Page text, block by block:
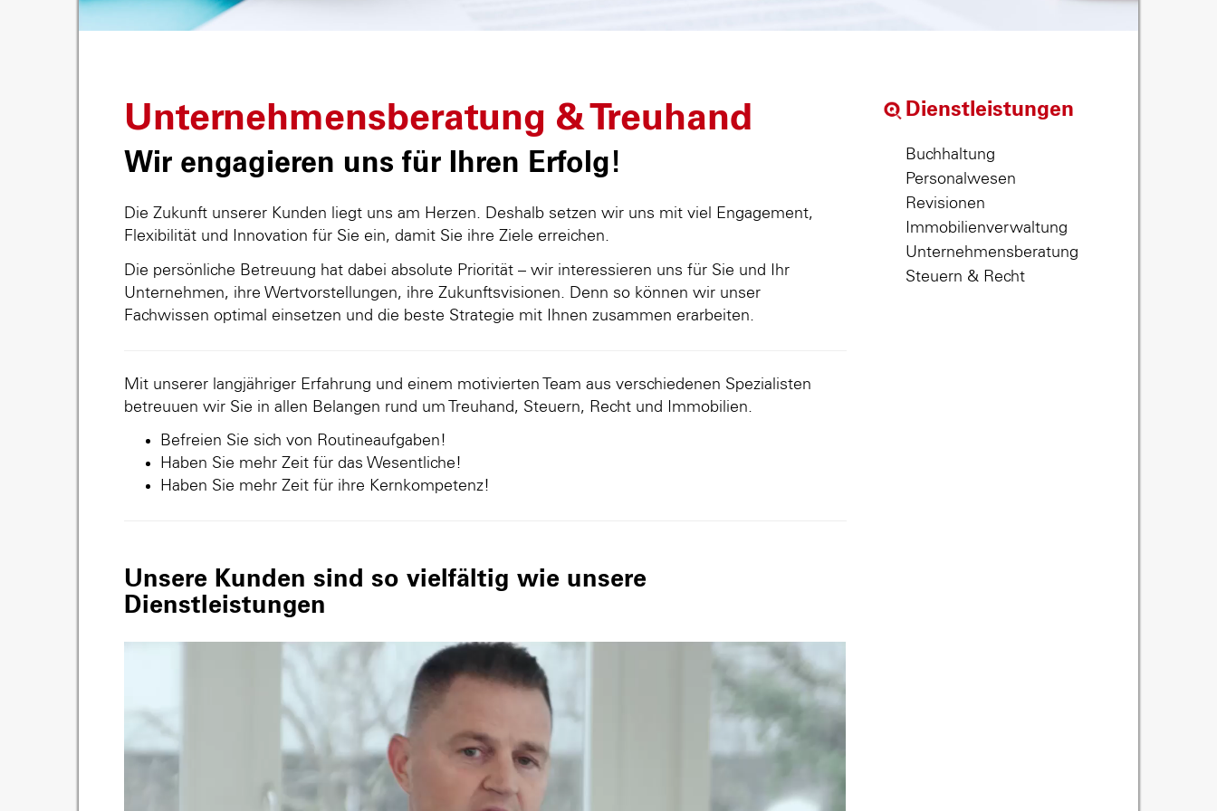
Unternehmensberatung & Treuhand
Wir engagieren uns für Ihren Erfolg!
Die Zukunft unserer Kunden liegt uns am Herzen. Deshalb setzen wir uns mit viel Engagement,
Flexibilität und Innovation für Sie ein, damit Sie ihre Ziele erreichen.
Die persönliche Betreuung hat dabei absolute Priorität – wir interessieren uns für Sie und Ihr
Unternehmen, ihre Wertvorstellungen, ihre Zukunftsvisionen. Denn so können wir unser
Fachwissen optimal einsetzen und die beste Strategie mit Ihnen zusammen erarbeiten.
Mit unserer langjähriger Erfahrung und einem motivierten Team aus verschiedenen Spezialisten
betreuuen wir Sie in allen Belangen rund um Treuhand, Steuern, Recht und Immobilien.
Befreien Sie sich von Routineaufgaben!
Haben Sie mehr Zeit für das Wesentliche!
Haben Sie mehr Zeit für ihre Kernkompetenz!
Unsere Kunden sind so vielfältig wie unsere
Dienstleistungen
Dienstleistungen
Buchhaltung
Personalwesen
Revisionen
Immobilienverwaltung
Unternehmensberatung
Steuern & Recht